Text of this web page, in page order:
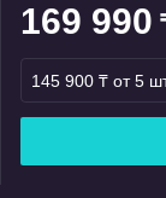
169 990
145 900 ₸ от 5